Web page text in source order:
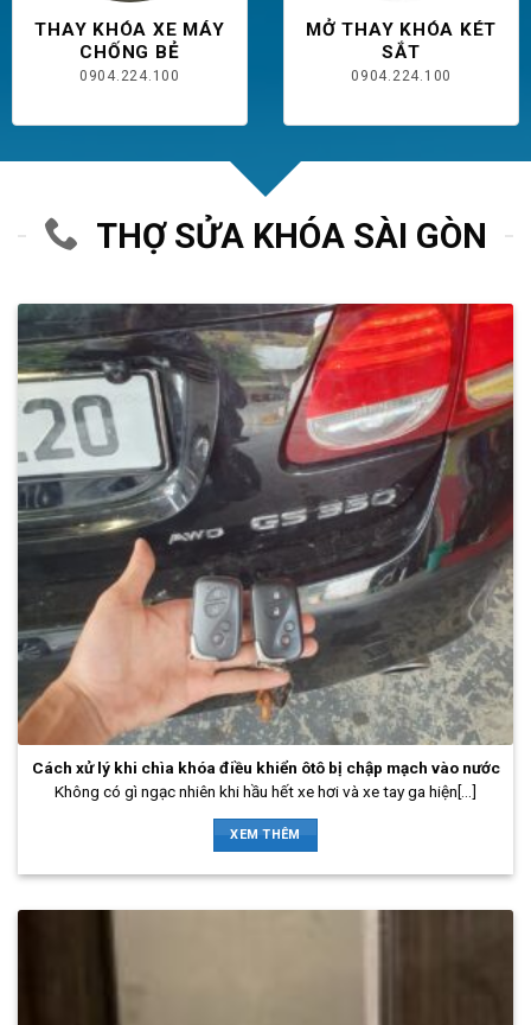
THAY KHÓA XE MÁY
CHỐNG BẺ
0904.224.100
MỞ THAY KHÓA KÉT
SẮT
0904.224.100
THỢ SỬA KHÓA SÀI GÒN
Cách xử lý khi chìa khóa điều khiển ôtô bị chập mạch vào nước
Không có gì ngạc nhiên khi hầu hết xe hơi và xe tay ga hiện[...]
XEM THÊM